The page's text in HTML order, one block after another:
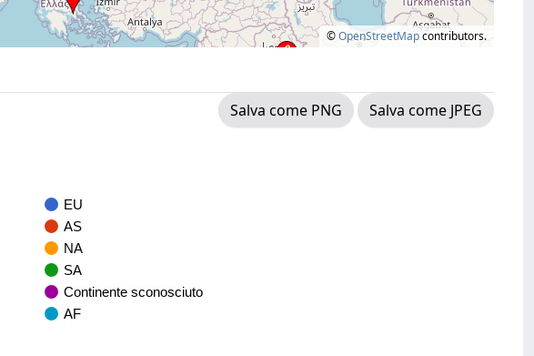
©OpenStreetMapcontributors.
Salva come PNG
Salva come JPEG
EU
AS
NA
SA
Continente sconosciuto
AF